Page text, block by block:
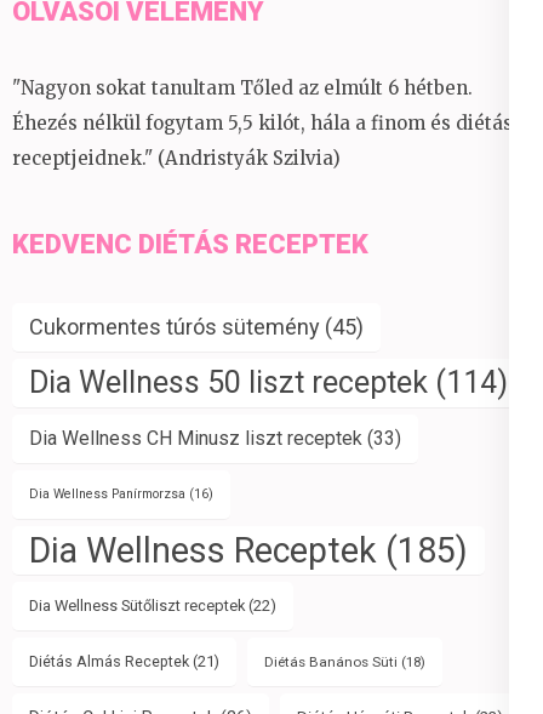
OLVASÓI VÉLEMÉNY
"Nagyon sokat tanultam Tőled az elmúlt 6 hétben.
Éhezés nélkül fogytam 5,5 kilót, hála a finom és diétás
receptjeidnek." (Andristyák Szilvia)
KEDVENC DIÉTÁS RECEPTEK
Cukormentes túrós sütemény (45)
Dia Wellness 50 liszt receptek (114)
Dia Wellness CH Minusz liszt receptek (33)
Dia Wellness Panírmorzsa (16)
Dia Wellness Receptek (185)
Dia Wellness Sütőliszt receptek (22)
Diétás Almás Receptek (21) Diétás Banános Süti (18)